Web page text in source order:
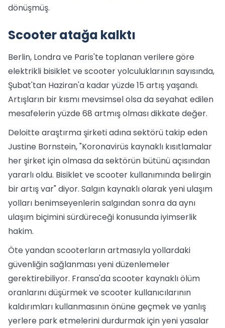
dönüşmüş.
Scooter atağa kalktı
Berlin, Londra ve Paris'te toplanan verilere göre
elektrikli bisiklet ve scooter yolculuklarının sayısında,
Şubat'tan Haziran'a kadar yüzde 15 artış yaşandı.
Artışların bir kısmı mevsimsel olsa da seyahat edilen
mesafelerin yüzde 68 artmış olması dikkate değer.
Deloitte araştırma şirketi adına sektörü takip eden
Justine Bornstein, "Koronavirüs kaynaklı kısıtlamalar
her şirket için olmasa da sektörün bütünü açısından
yararlı oldu. Bisiklet ve scooter kullanımında belirgin
bir artış var" diyor. Salgın kaynaklı olarak yeni ulaşım
yolları benimseyenlerin salgından sonra da aynı
ulaşım biçimini sürdüreceği konusunda iyimserlik
hakim.
Öte yandan scooterların artmasıyla yollardaki
güvenliğin sağlanması yeni düzenlemeler
gerektirebiliyor. Fransa'da scooter kaynaklı ölüm
oranlarını düşürmek ve scooter kullanıcılarının
kaldırımları kullanmasının önüne geçmek ve yanlış
yerlere park etmelerini durdurmak için yeni yasalar